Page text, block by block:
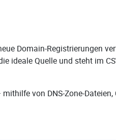
Domain-Registrierungen
ideale Quelle und steht im
von DNS-Zone-